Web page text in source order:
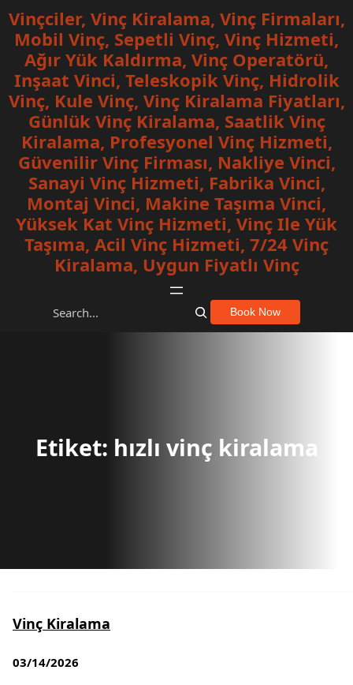
İçeriğe
geçVinçciler, Vinç Kiralama, Vinç Firmaları,
Mobil Vinç, Sepetli Vinç, Vinç Hizmeti,
Ağır Yük Kaldırma, Vinç Operatörü,
Inşaat Vinci, Teleskopik Vinç, Hidrolik
Vinç, Kule Vinç, Vinç Kiralama Fiyatları,
Günlük Vinç Kiralama, Saatlik Vinç
Kiralama, Profesyonel Vinç Hizmeti,
Güvenilir Vinç Firması, Nakliye Vinci,
Sanayi Vinç Hizmeti, Fabrika Vinci,
Montaj Vinci, Makine Taşıma Vinci,
Yüksek Kat Vinç Hizmeti, Vinç Ile Yük
Taşıma, Acil Vinç Hizmeti, 7/24 Vinç
Kiralama, Uygun Fiyatlı Vinç
S
Book Now
Etiket: hızlı vinç kiralama
Vinç Kiralama
03/14/2026